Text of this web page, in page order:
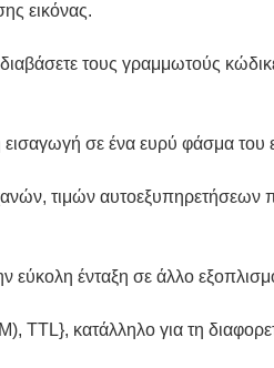
εικόνας.
τους γραμμωτούς
σε ένα ευρύ φάσμα του
τιμών αυτοεξυπηρετήσεων
εύκολη ένταξη σε άλλο
TTL}, κατάλληλο για τη